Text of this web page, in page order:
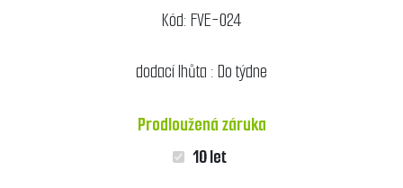
Kód:FVE-024
dodací lhůta :Do týdne
Prodloužená záruka
10 let